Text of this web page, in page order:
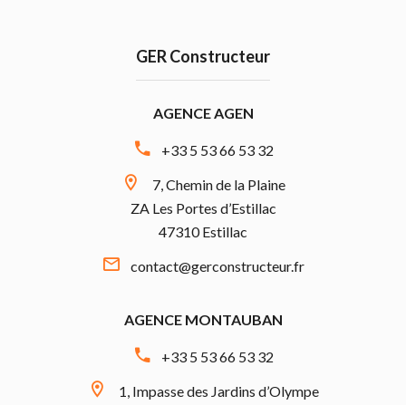
GER Constructeur
AGENCE AGEN
+33 5 53 66 53 32
7, Chemin de la Plaine
ZA Les Portes d’Estillac
47310 Estillac
contact@gerconstructeur.fr
AGENCE MONTAUBAN
+33 5 53 66 53 32
1, Impasse des Jardins d’Olympe